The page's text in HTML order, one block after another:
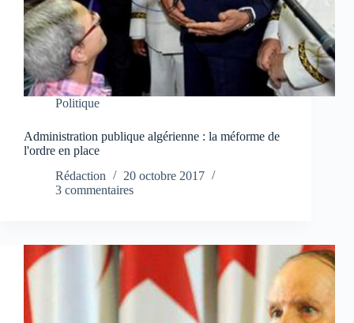
Politique
Administration publique algérienne : la méforme de
l'ordre en place
Rédaction
20 octobre 2017
3 commentaires